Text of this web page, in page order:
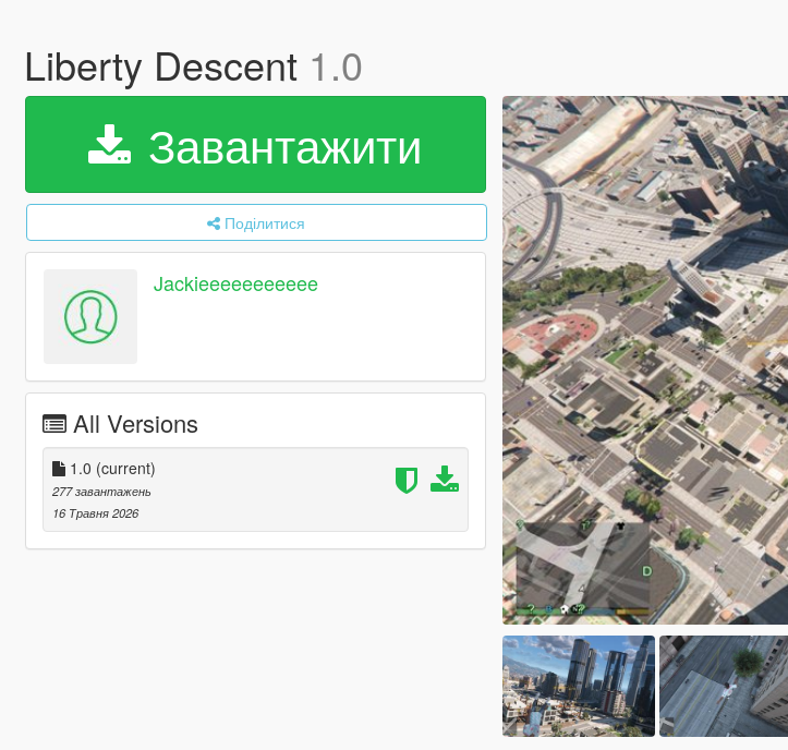
Liberty Descent 1.0
Завантажити
Поділитися
Jackieeeeeeeeeee
All Versions
1.0 (current)
277 завантажень
16 Травня 2026